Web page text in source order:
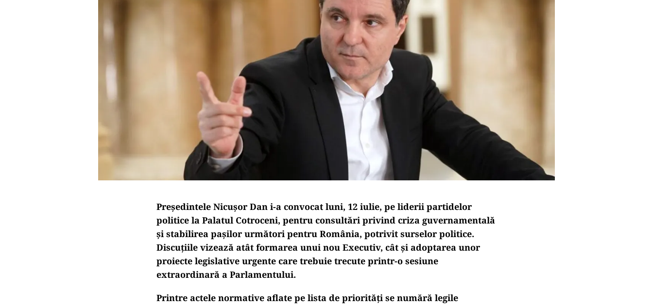
Președintele Nicușor Dan i-a convocat luni, 12 iulie, pe liderii partidelor
politice la Palatul Cotroceni, pentru consultări privind criza guvernamentală
și stabilirea pașilor următori pentru România, potrivit surselor politice.
Discuțiile vizează atât formarea unui nou Executiv, cât și adoptarea unor
proiecte legislative urgente care trebuie trecute printr-o sesiune
extraordinară a Parlamentului.
Printre actele normative aflate pe lista de priorități se numără legile